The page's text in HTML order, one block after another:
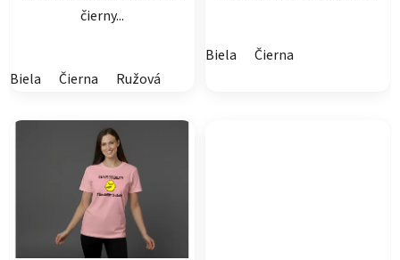
čierny...
Biela Čierna Ružová
Biela Čierna